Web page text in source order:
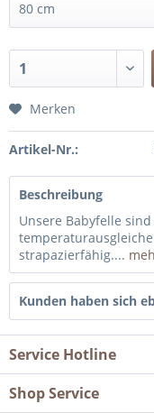
Merken
Artikel-Nr.:
Beschreibung
Unsere Babyfelle
strapazierfähig....
Kunden haben sich
Service Hotline
Shop Service